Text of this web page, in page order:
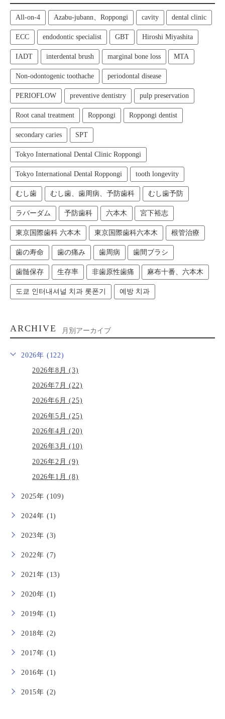
All‑on‑4 Azabu-jubann、Roppongi cavity dental clinic
ECC endodontic specialist GBT Hiroshi Miyashita
IADT interdental brush marginal bone loss MTA
Non-odontogenic toothache periodontal disease
PERIOFLOW preventive dentistry pulp preservation
Root canal treatment Roppongi Roppongi dentist
secondary caries SPT
Tokyo International Dental Clinic Roppongi
Tokyo International Dental Roppongi tooth longevity
むし歯 むし歯、歯周病、予防歯科 むし歯予防
ラバーダム 予防歯科 六本木 宮下裕志
東京国際歯科 六本木 東京国際歯科六本木 根管治療
歯の寿命 歯の痛み 歯周病 歯間ブラシ
歯髄保存 生存率 非歯原性歯痛 麻布十番、六本木
도쿄 인터내셔널 치과 롯폰기 예방 치과
ARCHIVE 月別アーカイブ
2026年 (122)
2026年8月 (3)
2026年7月 (22)
2026年6月 (25)
2026年5月 (25)
2026年4月 (20)
2026年3月 (10)
2026年2月 (9)
2026年1月 (8)
2025年 (109)
2024年 (1)
2023年 (3)
2022年 (7)
2021年 (13)
2020年 (1)
2019年 (1)
2018年 (2)
2017年 (1)
2016年 (1)
2015年 (2)